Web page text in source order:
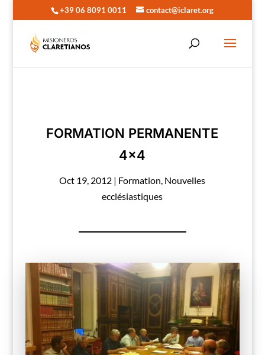
+39 06 8091 0011 contact@iclaret.org
FORMATION PERMANENTE
4×4
Oct 19, 2012 | Formation, Nouvelles
ecclésiastiques